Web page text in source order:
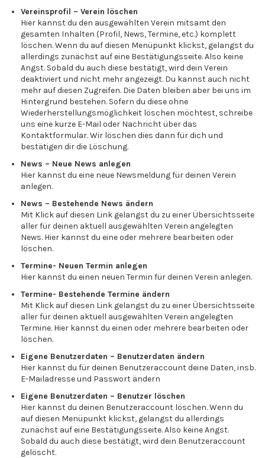
Vereinsprofil – Verein löschen
Hier kannst du den ausgewählten Verein mitsamt den
gesamten Inhalten (Profil, News, Termine, etc.) komplett
löschen. Wenn du auf diesen Menüpunkt klickst, gelangst du
allerdings zunächst auf eine Bestätigungsseite. Also keine
Angst. Sobald du auch diese bestätigt, wird dein Verein
deaktiviert und nicht mehr angezeigt. Du kannst auch nicht
mehr auf diesen Zugreifen. Die Daten bleiben aber bei uns im
Hintergrund bestehen. Sofern du diese ohne
Wiederherstellungsmöglichkeit löschen möchtest, schreibe
uns eine kurze E-Mail oder Nachricht über das
Kontaktformular. Wir löschen dies dann für dich und
bestätigen dir die Löschung.
News – Neue News anlegen
Hier kannst du eine neue Newsmeldung für deinen Verein
anlegen.
News – Bestehende News ändern
Mit Klick auf diesen Link gelangst du zu einer Übersichtsseite
aller für deinen aktuell ausgewählten Verein angelegten
News. Hier kannst du eine oder mehrere bearbeiten oder
löschen.
Termine- Neuen Termin anlegen
Hier kannst du einen neuen Termin für deinen Verein anlegen.
Termine- Bestehende Termine ändern
Mit Klick auf diesen Link gelangst du zu einer Übersichtsseite
aller für deinen aktuell ausgewählten Verein angelegten
Termine. Hier kannst du einen oder mehrere bearbeiten oder
löschen.
Eigene Benutzerdaten – Benutzerdaten ändern
Hier kannst du für deinen Benutzeraccount deine Daten, insb.
E-Mailadresse und Passwort ändern
Eigene Benutzerdaten – Benutzer löschen
Hier kannst du deinen Benutzeraccount löschen. Wenn du
auf diesen Menüpunkt klickst, gelangst du allerdings
zunächst auf eine Bestätigungsseite. Also keine Angst.
Sobald du auch diese bestätigt, wird dein Benutzeraccount
gelöscht.